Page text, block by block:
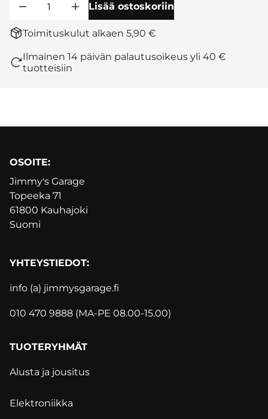
Lisää ostoskoriin
Toimituskulut alkaen 5,90 €
Ilmainen 14 päivän palautusoikeus yli 40 €
tuotteisiin
OSOITE:
Jimmy's Garage
Topeeka 71
61800 Kauhajoki
Suomi
YHTEYSTIEDOT:
info (a) jimmysgarage.fi
010 470 9888 (MA-PE 08.00-15.00)
TUOTERYHMÄT
Alusta ja jousitus
Elektroniikka